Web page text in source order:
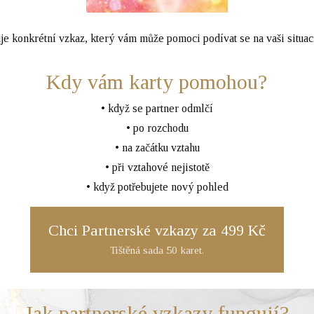
konkrétní vzkaz, který vám může pomoci podívat se na vaši
Kdy vám karty pomohou?
• když se partner odmlčí
• po rozchodu
• na začátku vztahu
• při vztahové nejistotě
• když potřebujete nový pohled
Chci Partnerské vzkazy za 499 Kč
Tištěná sada 50 karet.